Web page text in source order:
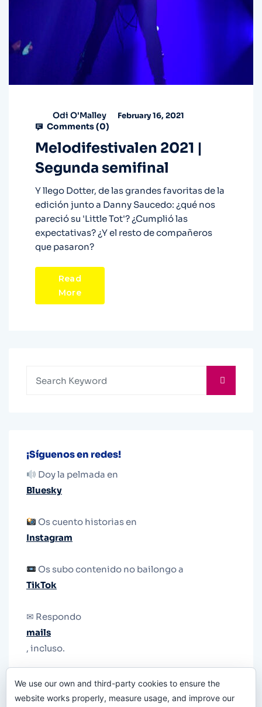
Odi O'Malley February 16, 2021
Comments (0)
Melodifestivalen 2021 |
Segunda semifinal
Y llego Dotter, de las grandes favoritas de la
edición junto a Danny Saucedo: ¿qué nos
pareció su 'Little Tot'? ¿Cumplió las
expectativas? ¿Y el resto de compañeros
que pasaron?
Read
More
¡Síguenos en redes!
Doy la pelmada en
Bluesky
Os cuento historias en
Instagram
Os subo contenido no bailongo a
TikTok
✉ Respondo
mails
, incluso.
le quiten el teléfono.
We use our own and third-party cookies to ensure the
website works properly, measure usage, and improve our